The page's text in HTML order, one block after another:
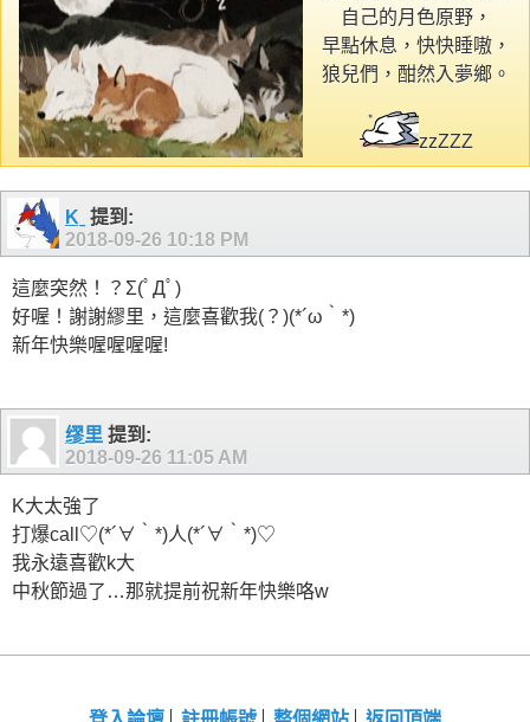
自己的月色原野，
早點休息，快快睡嗷，
狼兒們，酣然入夢鄉。
zzZZZ
Kˍ 提到:
2018-09-26 10:18 PM
這麼突然！？Σ(ﾟДﾟ)
好喔！謝謝繆里，這麼喜歡我(？)(*´ω｀*)
新年快樂喔喔喔喔!
缪里 提到:
2018-09-26 11:05 AM
K大太強了
打爆call♡(*´∀｀*)人(*´∀｀*)♡
我永遠喜歡k大
中秋節過了…那就提前祝新年快樂咯w